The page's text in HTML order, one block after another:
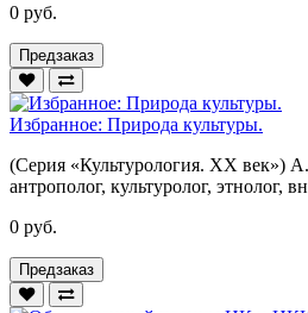
0 руб.
Предзаказ
Избранное: Природа культуры.
(Серия «Культурология. XX век»)
антрополог, культуролог, этнолог,
0 руб.
Предзаказ